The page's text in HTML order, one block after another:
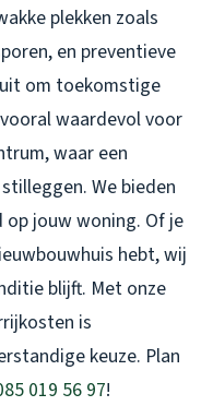
plekken zoals
en preventieve
om toekomstige
waardevol voor
waar een
We bieden
jouw woning. Of je
hebt, wij
blijft. Met onze
is
keuze. Plan
019 56 97!